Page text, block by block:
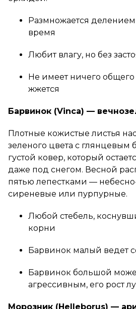
Размножается делением
время
Любит влагу, но без
Не имеет ничего
жжется
Барвинок (Vinca) —
Плотные кожистые листья
зеленого цвета с глянцевым
густой ковер, который
даже под снегом. Весной
пятью лепестками —
сиреневые или пурпурные.
Любой стебель,
корни
Барвинок малый ведет
Барвинок большой
агрессивным, его рост
Морозник (Helleborus) —